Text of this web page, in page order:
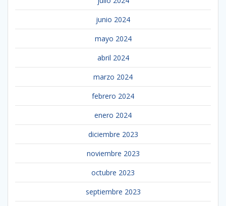
junio 2024
mayo 2024
abril 2024
marzo 2024
febrero 2024
enero 2024
diciembre 2023
noviembre 2023
octubre 2023
septiembre 2023